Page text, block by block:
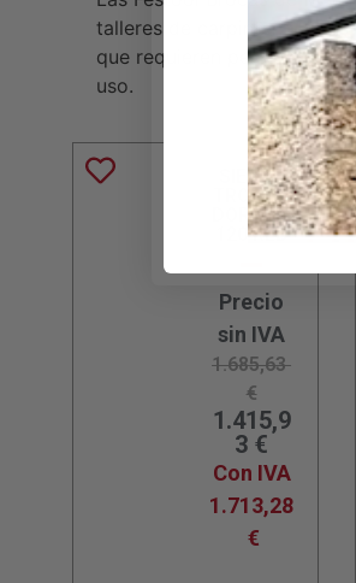
talleres de carpintería,
que requieren
uso.
SIERRA
TRONZA
DORA KS
120 REB
Precio
sin IVA
1.685,63
€
1.415,9
3 €
Con IVA
1.713,28
€